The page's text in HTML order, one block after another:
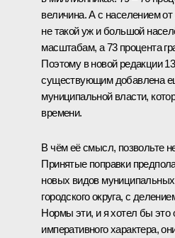
величина. А с населением
не такой уж и большой
масштабам, а 73 процента
Поэтому в новой редакции
существующим добавлена
муниципальной власти,
времени.
В чём её смысл, позвольте
Принятые поправки
новых видов
городского округа, с
Нормы эти, и я хотел бы это
императивного характера,